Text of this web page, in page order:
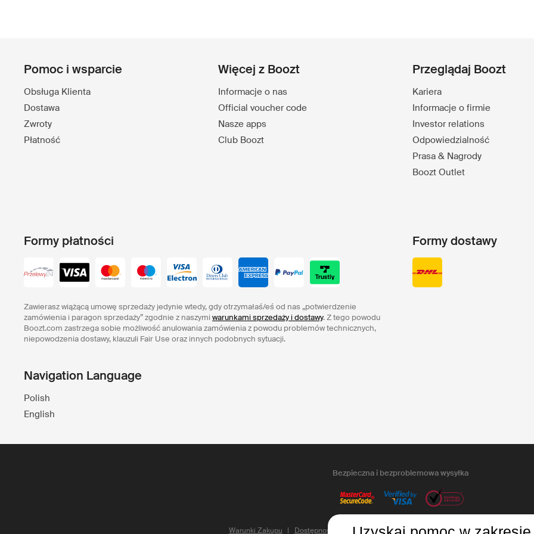
Pomoc i wsparcie
Obsługa Klienta
Dostawa
Zwroty
Płatność
Więcej z Boozt
Informacje o nas
Official voucher code
Nasze apps
Club Boozt
Przeglądaj Boozt
Kariera
Informacje o firmie
Investor relations
Odpowiedzialność
Prasa & Nagrody
Boozt Outlet
Formy płatności
Zawierasz wiążącą umowę sprzedaży jedynie wtedy, gdy otrzymałaś/eś od nas „potwierdzenie
zamówienia i paragon sprzedaży” zgodnie z naszymi warunkami sprzedaży i dostawy. Z tego powodu
Boozt.com zastrzega sobie możliwość anulowania zamówienia z powodu problemów technicznych,
niepowodzenia dostawy, klauzuli Fair Use oraz innych podobnych sytuacji.
Formy dostawy
Navigation Language
Polish
English
Bezpieczna i bezproblemowa wysyłka
Warunki Zakupu Dostępność Prywatność i pliki cookie Zaktualizuj ustawienia